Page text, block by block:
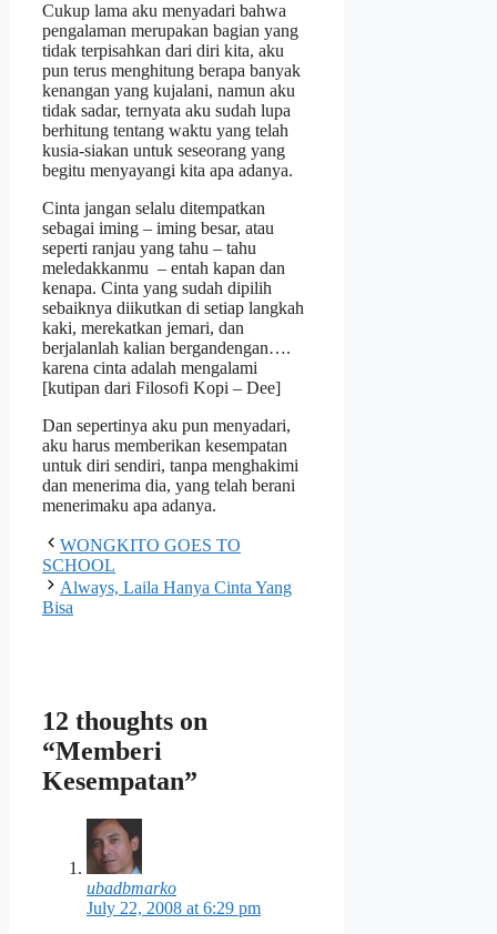
Cukup lama aku menyadari bahwa
pengalaman merupakan bagian yang
tidak terpisahkan dari diri kita, aku
pun terus menghitung berapa banyak
kenangan yang kujalani, namun aku
tidak sadar, ternyata aku sudah lupa
berhitung tentang waktu yang telah
kusia-siakan untuk seseorang yang
begitu menyayangi kita apa adanya.
Cinta jangan selalu ditempatkan
sebagai iming – iming besar, atau
seperti ranjau yang tahu – tahu
meledakkanmu – entah kapan dan
kenapa. Cinta yang sudah dipilih
sebaiknya diikutkan di setiap langkah
kaki, merekatkan jemari, dan
berjalanlah kalian bergandengan….
karena cinta adalah mengalami
[kutipan dari Filosofi Kopi – Dee]
Dan sepertinya aku pun menyadari,
aku harus memberikan kesempatan
untuk diri sendiri, tanpa menghakimi
dan menerima dia, yang telah berani
menerimaku apa adanya.
WONGKITO GOES TO
SCHOOL
Always, Laila Hanya Cinta Yang
Bisa
12 thoughts on
“Memberi
Kesempatan”
ubadbmarko
July 22, 2008 at 6:29 pm